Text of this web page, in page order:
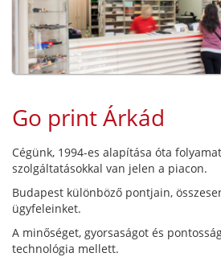
Go print Árkád
Cégünk, 1994-es alapítása óta
szolgáltatásokkal van jelen a piacon.
Budapest különböző pontjain,
ügyfeleinket.
A minőséget, gyorsaságot és
technológia mellett.